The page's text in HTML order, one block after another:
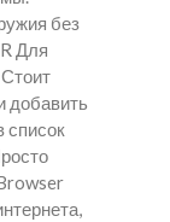
без
Для
добавить
список